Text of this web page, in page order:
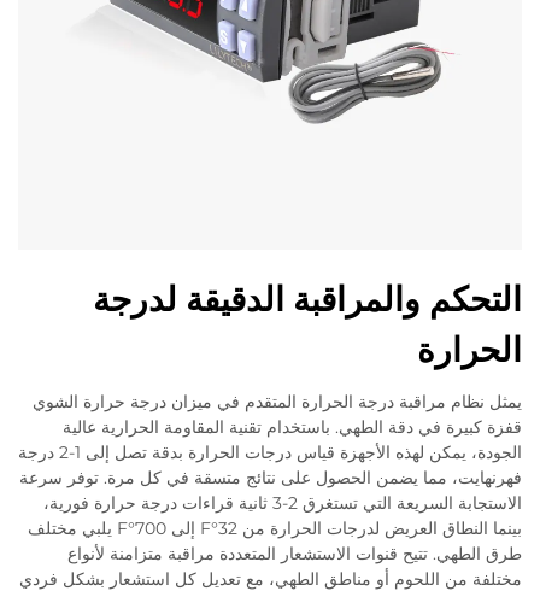
التحكم والمراقبة الدقيقة لدرجة
الحرارة
يمثل نظام مراقبة درجة الحرارة المتقدم في ميزان درجة حرارة الشوي
قفزة كبيرة في دقة الطهي. باستخدام تقنية المقاومة الحرارية عالية
الجودة، يمكن لهذه الأجهزة قياس درجات الحرارة بدقة تصل إلى 1-2 درجة
فهرنهايت، مما يضمن الحصول على نتائج متسقة في كل مرة. توفر سرعة
الاستجابة السريعة التي تستغرق 2-3 ثانية قراءات درجة حرارة فورية،
بينما النطاق العريض لدرجات الحرارة من 32°F إلى 700°F يلبي مختلف
طرق الطهي. تتيح قنوات الاستشعار المتعددة مراقبة متزامنة لأنواع
مختلفة من اللحوم أو مناطق الطهي، مع تعديل كل استشعار بشكل فردي